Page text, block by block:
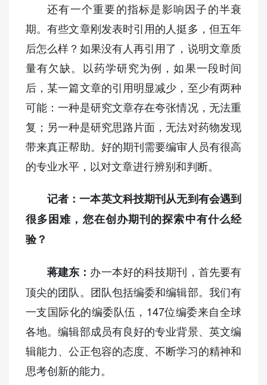
还有一个重要的指标是影响因子的半衰
期。有些文章刚发表时引用的人挺多，但五年
后怎么样？如果没有人再引用了，说明文章质
量有欠缺。以药学研究为例，如果一段时间
后，某一篇文章的引用明显减少，至少有两种
可能：一种是研究文章存在夸张情况，无法重
复；另一种是研究思路片面，无法对药物发现
带来真正帮助。好的期刊需要编审人员有很高
的专业水平，以对文章进行辨别和判断。
记者：一本英文科技期刊从无到有会遇到
很多困难，您在创办期刊的探索中有什么经
验？
蒋建东： 办一本好的科技期刊，首先要有
顶尖的团队。团队包括编委和编辑部。我们有
一支国际化的编委队伍，147位编委来自全球
各地。编辑部成员有良好的专业背景、英文编
辑能力、公正包容的态度、不断学习的精神和
思考创新的能力。